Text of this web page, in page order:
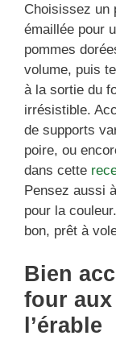
Choisissez un
émaillée pour
pommes
volume, puis
à la sortie du
irrésistible.
de supports
poire, ou
dans cette
Pensez aussi
pour la
bon, prêt à
Bien
four aux
l’érable